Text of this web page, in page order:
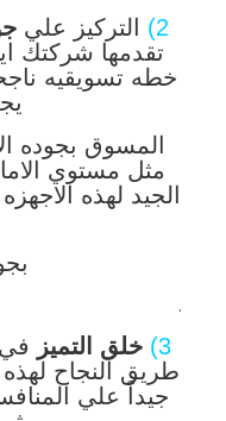
2) التركيز علي
تقدمها شركتك
خطه تسويقيه
المسوق بجوده
مثل مستوي
الجيد لهذه
.
3) خلق التميز
طريق النجاح
جيداً علي